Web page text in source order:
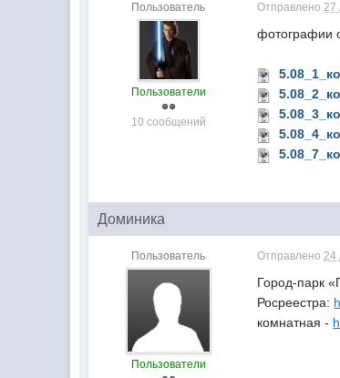
Пользователь
Пользователи
10 сообщений
Отправлено27
фотографии
Доминика
Пользователь
Пользователи
Отправлено24
Город-парк
Росреестра:
комнатная -